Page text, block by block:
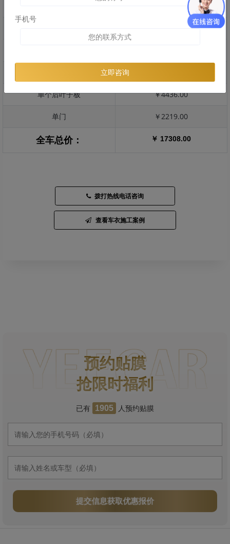
￥1541.00
￥4395.00
单个后叶子板 ￥4436.00
单门 ￥2219.00
全车总价： ￥ 17308.00
拨打热线电话咨询
查看车衣施工案例
预约贴膜
抢限时福利
已有 1905 人预约贴膜
提交信息获取优惠报价
手机号
立即咨询